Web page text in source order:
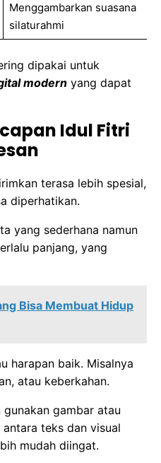
Menggambarkan suasana
silaturahmi
dipakai untuk
modern yang dapat
Idul Fitri
terasa lebih spesial,
diperhatikan.
yang sederhana namun
panjang, yang
Bisa Membuat Hidup
harapan baik. Misalnya
atau keberkahan.
gambar atau
teks dan visual
mudah diingat.